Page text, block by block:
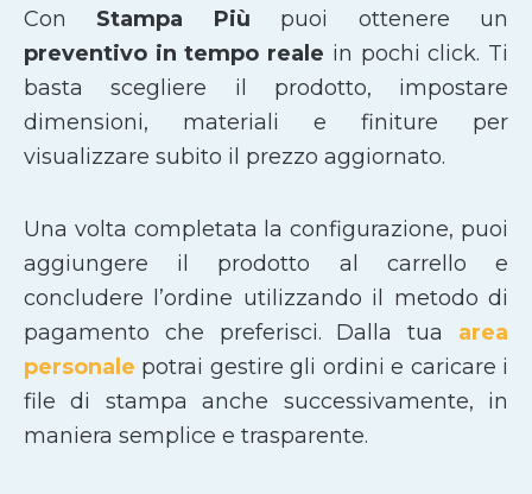
Con Stampa Più puoi ottenere un
preventivo in tempo reale in pochi click. Ti
basta scegliere il prodotto, impostare
dimensioni, materiali e finiture per
visualizzare subito il prezzo aggiornato.
Una volta completata la configurazione, puoi
aggiungere il prodotto al carrello e
concludere l’ordine utilizzando il metodo di
pagamento che preferisci. Dalla tua area
personale potrai gestire gli ordini e caricare i
file di stampa anche successivamente, in
maniera semplice e trasparente.